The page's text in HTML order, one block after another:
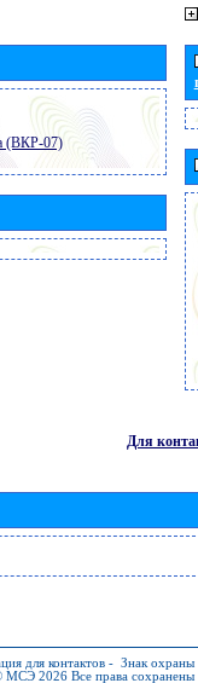
(ВКР-07)
Для
для контактов - Знак охраны
© МСЭ 2026 Все права сохранены